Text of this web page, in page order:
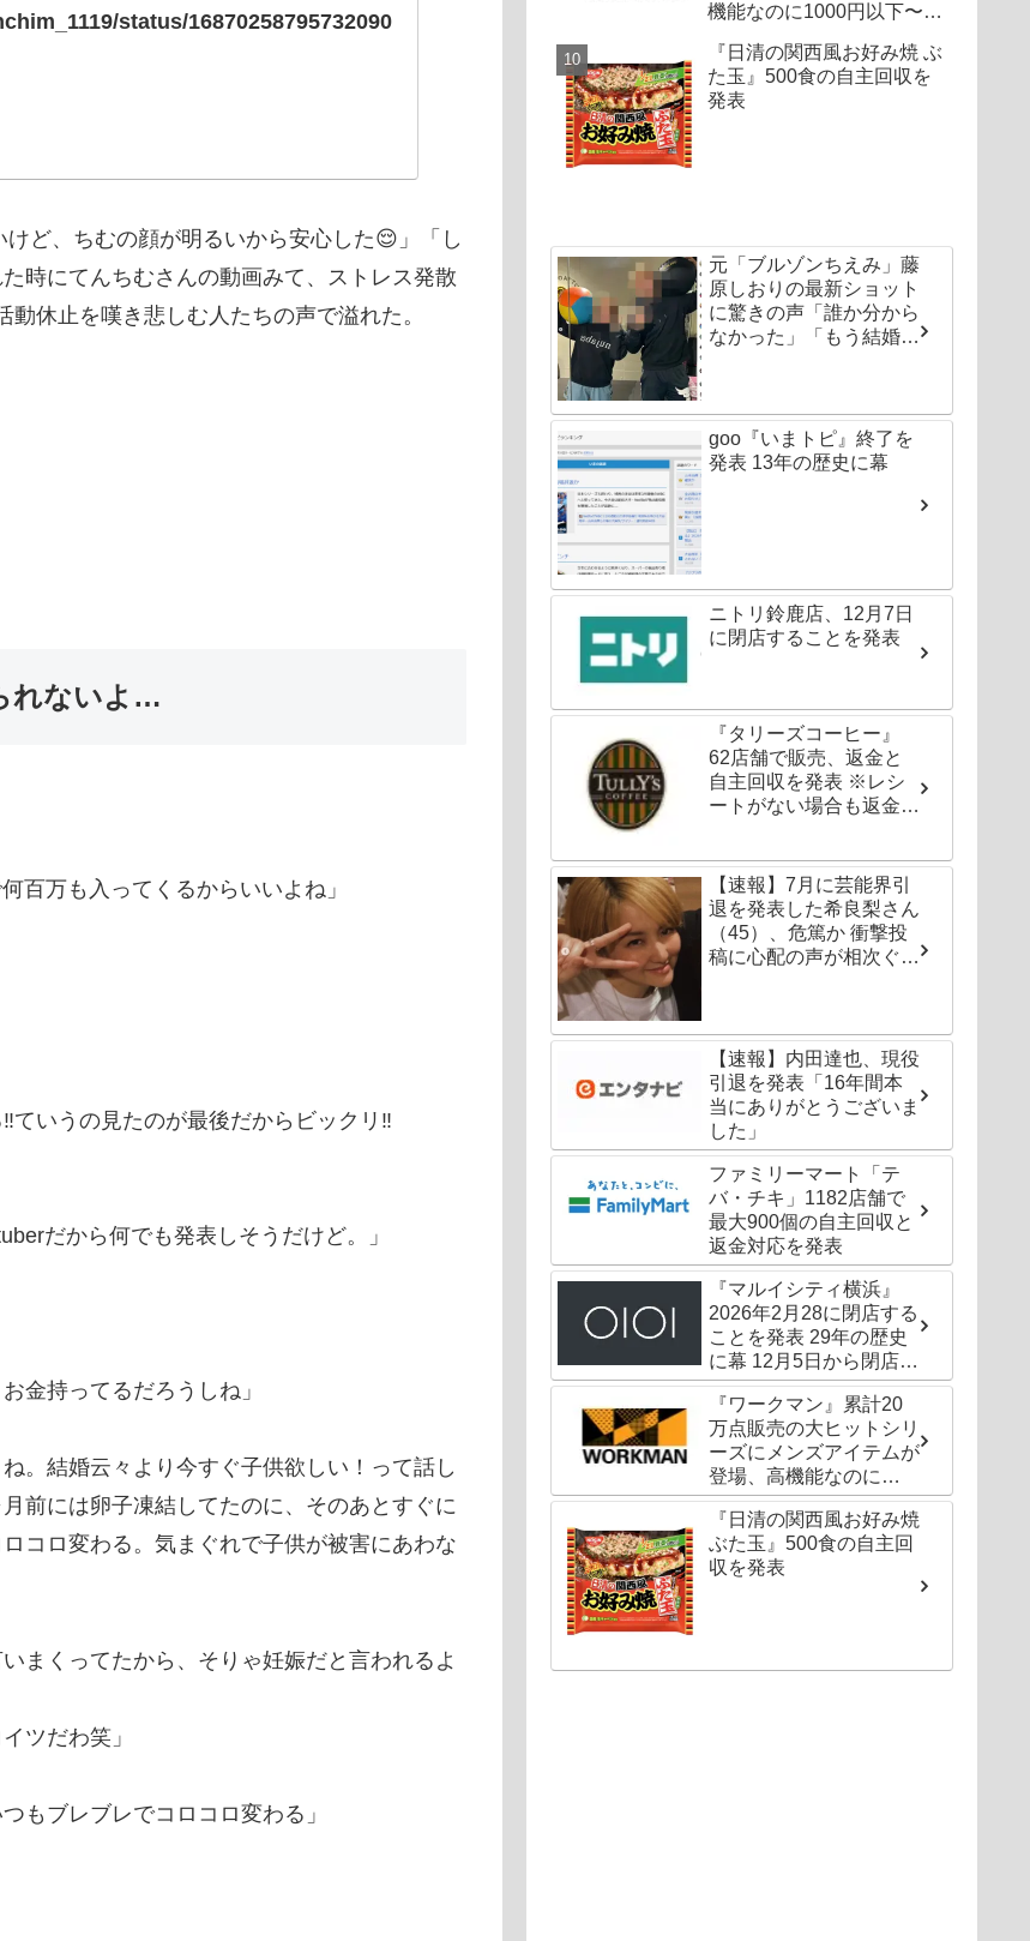
status/16870258795732090
ど、ちむの顔が明るいから安心した😌」「し
時にてんちむさんの動画みて、ストレス発散
休止を嘆き悲しむ人たちの声で溢れた。
れないよ…
百万も入ってくるからいいよね」
ていうの見たのが最後だからビックリ‼️
だから何でも発表しそうだけど。」
金持ってるだろうしね」
。結婚云々より今すぐ子供欲しい！って話し
前には卵子凍結してたのに、そのあとすぐに
コロ変わる。気まぐれで子供が被害にあわな
まくってたから、そりゃ妊娠だと言われるよ
ツだわ笑」
もブレブレでコロコロ変わる」
機能なのに1000円以下〜の
『日清の関西風お好み焼 ぶ
た玉』500食の自主回収を
発表
元「ブルゾンちえみ」藤
原しおりの最新ショット
に驚きの声「誰か分から
なかった」「もう結婚し
goo『いまトピ』終了を
発表 13年の歴史に幕
ニトリ鈴鹿店、12月7日
に閉店することを発表
『タリーズコーヒー』
62店舗で販売、返金と
自主回収を発表 ※レシ
ートがない場合も返金対
【速報】7月に芸能界引
退を発表した希良梨さん
（45）、危篤か 衝撃投
稿に心配の声が相次ぐ
【速報】内田達也、現役
引退を発表「16年間本
当にありがとうございま
した」
ファミリーマート「テ
バ・チキ」1182店舗で
最大900個の自主回収と
返金対応を発表
『マルイシティ横浜』
2026年2月28に閉店する
ことを発表 29年の歴史
に幕 12月5日から閉店セ
ールも
『ワークマン』累計20
万点販売の大ヒットシリ
ーズにメンズアイテムが
登場、高機能なのに
1000円以下〜の圧倒的
コスパ
『日清の関西風お好み焼
ぶた玉』500食の自主回
収を発表